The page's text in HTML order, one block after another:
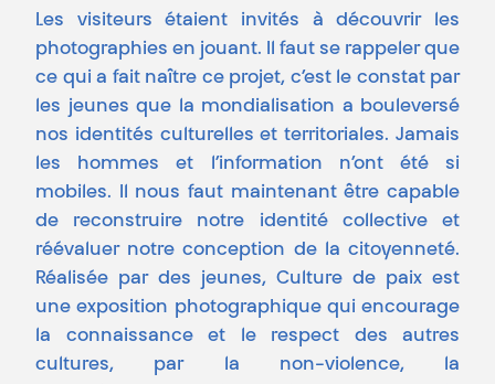
Les visiteurs étaient invités à découvrir les
photographies en jouant. Il faut se rappeler que
ce qui a fait naître ce projet, c’est le constat par
les jeunes que la mondialisation a bouleversé
nos identités culturelles et territoriales. Jamais
les hommes et l’information n’ont été si
mobiles. Il nous faut maintenant être capable
de reconstruire notre identité collective et
réévaluer notre conception de la citoyenneté.
Réalisée par des jeunes, Culture de paix est
une exposition photographique qui encourage
la connaissance et le respect des autres
cultures, par la non-violence, la